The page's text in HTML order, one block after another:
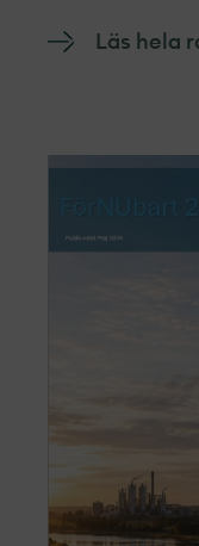
Läs hela